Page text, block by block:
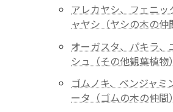
品
アレカヤシ、フェニッ
ャヤシ（ヤシの木の仲
オーガスタ、パキラ、
シュ（その他観葉植物）
ゴムノキ、ベンジャミ
ータ（ゴムの木の仲間）